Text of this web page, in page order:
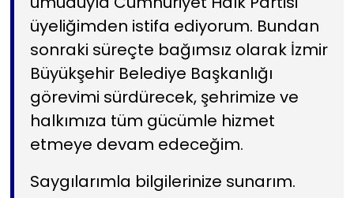
üyeliğimden istifa ediyorum. Bundan
sonraki süreçte bağımsız olarak İzmir
Büyükşehir Belediye Başkanlığı
görevimi sürdürecek, şehrimize ve
halkımıza tüm gücümle hizmet
etmeye devam edeceğim.
Saygılarımla bilgilerinize sunarım.